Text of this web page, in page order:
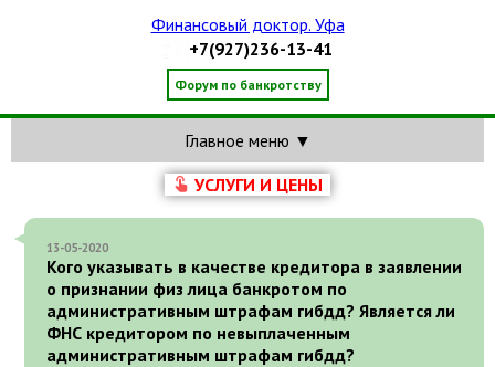
Финансовый доктор. Уфа
+7(927)236-13-41
Форум по банкротству
Главное меню ▼
УСЛУГИ И ЦЕНЫ
13-05-2020
Кого указывать в качестве кредитора в заявлении
о признании физ лица банкротом по
административным штрафам гибдд? Является ли
ФНС кредитором по невыплаченным
административным штрафам гибдд?